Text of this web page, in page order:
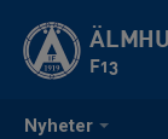
Nyheter
F13